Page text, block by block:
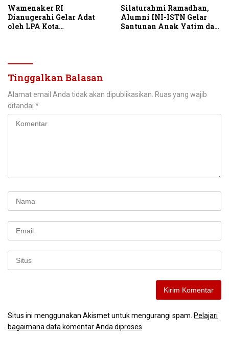
Wamenaker RI
Dianugerahi Gelar Adat
oleh LPA Kota
Silaturahmi Ramadhan,
Alumni INI-ISTN Gelar
Santunan Anak Yatim dan
Tinggalkan Balasan
Alamat email Anda tidak akan dipublikasikan. Ruas yang wajib
ditandai *
Situs ini menggunakan Akismet untuk mengurangi spam. Pelajari
bagaimana data komentar Anda diproses